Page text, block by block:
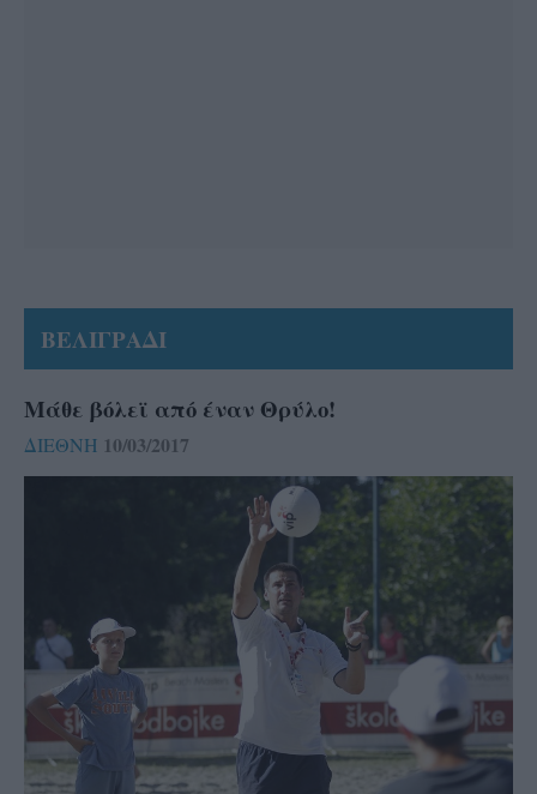
ΒΕΛΙΓΡΑΔΙ
Μάθε βόλεϊ από έναν Θρύλο!
ΔΙΕΘΝΗ 10/03/2017